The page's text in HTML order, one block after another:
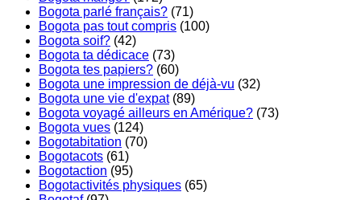
Bogota parlé français? (71)
Bogota pas tout compris (100)
Bogota soif? (42)
Bogota ta dédicace (73)
Bogota tes papiers? (60)
Bogota une impression de déjà-vu (32)
Bogota une vie d'expat(89)
Bogota voyagé ailleurs en Amérique? (73)
Bogota vues (124)
Bogotabitation (70)
Bogotacots (61)
Bogotaction (95)
Bogotactivités physiques (65)